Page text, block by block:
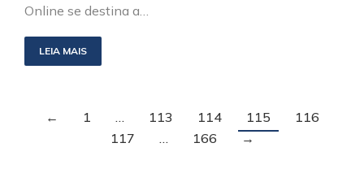
Online se destina a…
LEIA MAIS
← 1 … 113 114 115
116
117
… 166 →